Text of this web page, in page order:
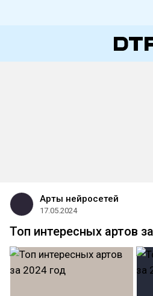
Арты нейросетей
17.05.2024
Топ интересных артов